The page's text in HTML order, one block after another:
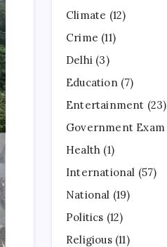
Climate (12)
Crime (11)
Delhi (3)
Education(7)
Entertainment (23)
Government Exam
Health (1)
International (57)
National (19)
Politics (12)
Religious(11)